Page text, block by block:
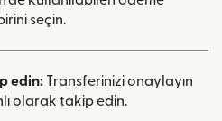
seçin.
edin: Transferinizi onaylayın
olarak takip edin.